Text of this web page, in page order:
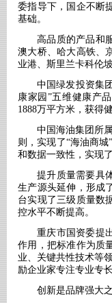
委指导下，国企不断
基础。
高品质的产品和
澳大桥、哈大高铁、
业港、斯里兰卡科伦
中国绿发投资集
康家园”五维健康产
1888万平方米，获得
中国海油集团所
则，实现了“海油商
和数据一致性，实现
提升质量需要具
生产源头延伸，形成
台实现了三级质量数
控水平不断提高。
重庆市国资委提
作用，把标准作为质
业、关键共性技术等
励企业家专注专业专
创新是品牌强大